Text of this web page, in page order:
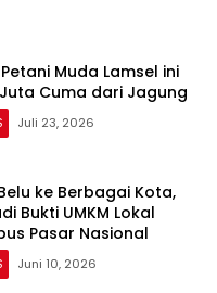
Muda Lamsel ini
Cuma dari Jagung
Juli 23, 2026
ke Berbagai Kota,
Bukti UMKM Lokal
Pasar Nasional
Juni 10, 2026